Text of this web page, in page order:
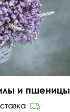
и пшеницы